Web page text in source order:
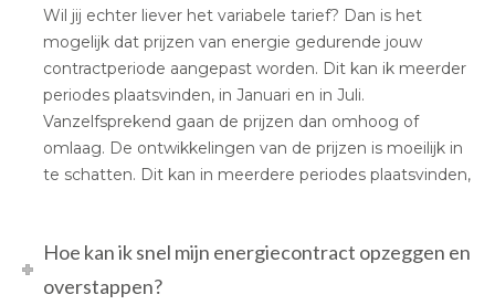
Wil jij echter liever het variabele tarief? Dan is het
mogelijk dat prijzen van energie gedurende jouw
contractperiode aangepast worden. Dit kan ik meerder
periodes plaatsvinden, in Januari en in Juli.
Vanzelfsprekend gaan de prijzen dan omhoog of
omlaag. De ontwikkelingen van de prijzen is moeilijk in
te schatten. Dit kan in meerdere periodes plaatsvinden,
Hoe kan ik snel mijn energiecontract opzeggen en
overstappen?